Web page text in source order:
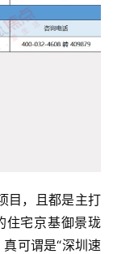
目，且都是主打
住宅京基御景珑
可谓是“深圳速